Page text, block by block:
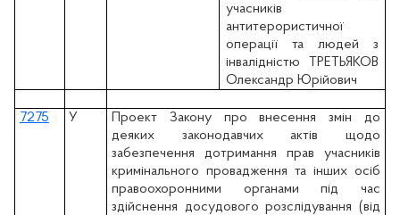
учасників
антитерористичної
операції та людей з
інвалідністю ТРЕТЬЯКОВ
Олександр Юрійович
7275 У
Проект Закону про внесення змін до
деяких законодавчих актів щодо
забезпечення дотримання прав учасників
кримінального провадження та інших осіб
правоохоронними органами під час
здійснення досудового розслідування (вiд